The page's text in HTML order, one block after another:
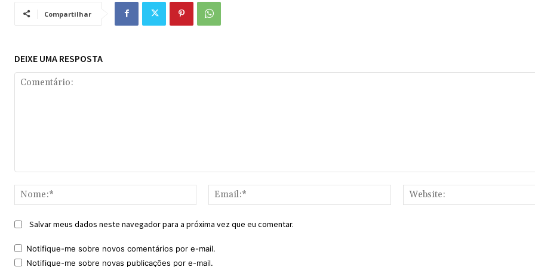
Compartilhar
DEIXE UMA RESPOSTA
Nome:*
Email:*
Salvar meus dados neste navegador para a próxima vez que eu comentar.
Notifique-me sobre novos comentários por e-mail.
Notifique-me sobre novas publicações por e-mail.